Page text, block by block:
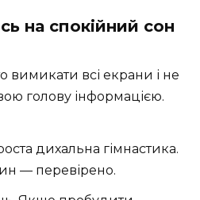
на спокійний сон
вимикати всі екрани і не
голову інформацією.
дихальна гімнастика.
— перевірено.